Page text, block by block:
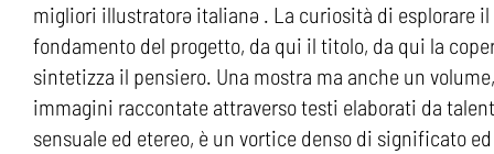
migliori illustratorə italianə . La curiosità di esplorare
fondamento del progetto, da qui il titolo, da qui la
sintetizza il pensiero. Una mostra ma anche un
immagini raccontate attraverso testi elaborati da
sensuale ed etereo, è un vortice denso di significato